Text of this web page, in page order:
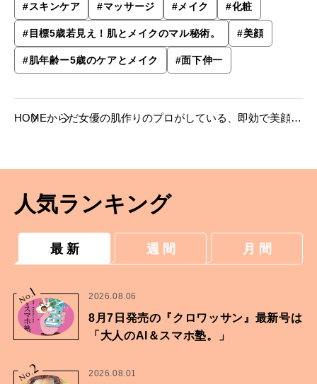
#スキンケア #マッサージ #メイク #化粧
# 目標5歳若見え！肌とメイクのマル秘術。 #美顔
#肌年齢ー5歳のケアとメイク #面下伸一
HOMEからだ女優の肌作りのプロがしている、即効で美顔を
人気ランキング
最 新 週 間 月 間
No.
1 2026.08.06
8月7日発売の『クロワッサン』最新号は
「大人のAI＆スマホ塾。」
No.2 2026.08.01